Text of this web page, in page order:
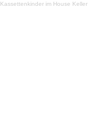
Kassettenkinder im House Keller